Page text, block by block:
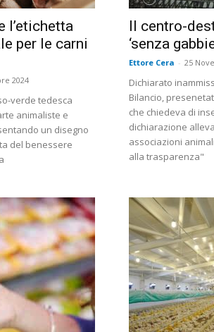
l’etichetta
per le carni
2024
verde tedesca
animaliste e
un disegno
del benessere
Il centro-
‘senza
Ettore Cera - 25
Dichiarato
Bilancio,
che chiedeva di
dichiarazione
associazioni
alla trasparenza"